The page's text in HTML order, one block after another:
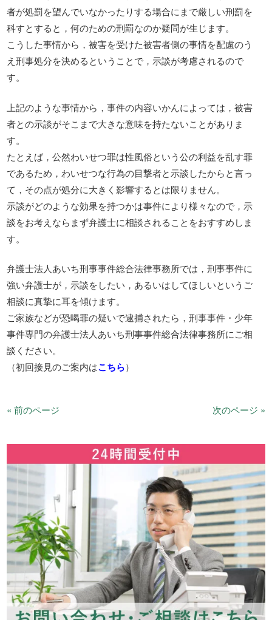
者が処罰を望んでいなかったりする場合にまで厳しい刑罰を
科すとすると，何のための刑罰なのか疑問が生じます。
こうした事情から，被害を受けた被害者側の事情を配慮のう
え刑事処分を決めるということで，示談が考慮されるので
す。
上記のような事情から，事件の内容いかんによっては，被害
者との示談がそこまで大きな意味を持たないことがありま
す。
たとえば，公然わいせつ罪は性風俗という公の利益を乱す罪
であるため，わいせつな行為の目撃者と示談したからと言っ
て，その点が処分に大きく影響するとは限りません。
示談がどのような効果を持つかは事件により様々なので，示
談をお考えならまず弁護士に相談されることをおすすめしま
す。
弁護士法人あいち刑事事件総合法律事務所では，刑事事件に
強い弁護士が，示談をしたい，あるいはしてほしいというご
相談に真摯に耳を傾けます。
ご家族などが恐喝罪の疑いで逮捕されたら，刑事事件・少年
事件専門の弁護士法人あいち刑事事件総合法律事務所にご相
談ください。
（初回接見のご案内はこちら）
« 前のページ 次のページ »